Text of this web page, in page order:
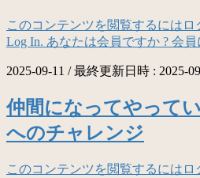
このコンテンツを閲覧するには
Log In. あなたは会員ですか ? 会員
2025-09-11 / 最終更新日時 : 2025-
仲間になってやって
へのチャレンジ
このコンテンツを閲覧するには